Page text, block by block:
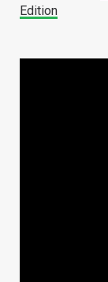
Edition